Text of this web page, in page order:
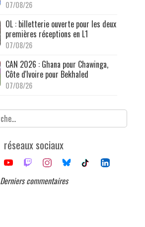
07/08/26
OL : billetterie ouverte pour les deux
premières réceptions en L1
07/08/26
CAN 2026 : Ghana pour Chawinga,
Côte d'Ivoire pour Bekhaled
07/08/26
réseaux sociaux
Derniers commentaires